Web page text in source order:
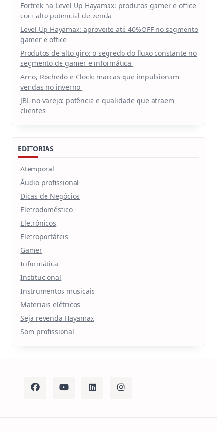
Fortrek na Level Up Hayamax: produtos gamer e office
com alto potencial de venda
Level Up Hayamax: aproveite até 40%OFF no segmento
gamer e office
Produtos de alto giro: o segredo do fluxo constante no
segmento de gamer e informática
Arno, Rochedo e Clock: marcas que impulsionam
vendas no inverno
JBL no varejo: potência e qualidade que atraem
clientes
EDITORIAS
Atemporal
Áudio profissional
Dicas de Negócios
Eletrodoméstico
Eletrônicos
Eletroportáteis
Gamer
Informática
Institucional
Instrumentos musicais
Materiais elétricos
Seja revenda Hayamax
Som profissional